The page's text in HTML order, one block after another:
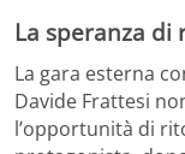
La speranza di
La gara esterna
Davide Frattesi
l’opportunità di